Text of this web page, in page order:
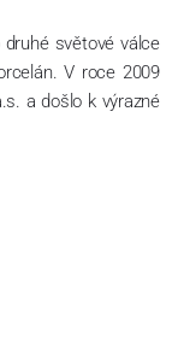
světové válce
V roce 2009
a došlo k výrazné
servis a výroba
tradici výroby
- 4.000 tun ročně,
zařízeními -
rychlovýpalná pec,
své výrobky jak